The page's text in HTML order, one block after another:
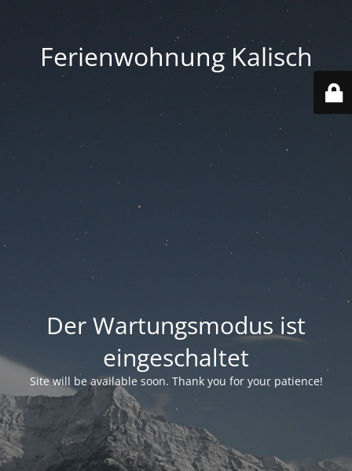
Ferienwohnung Kalisch
Der Wartungsmodus ist
eingeschaltet
Site will be available soon. Thank you for your patience!